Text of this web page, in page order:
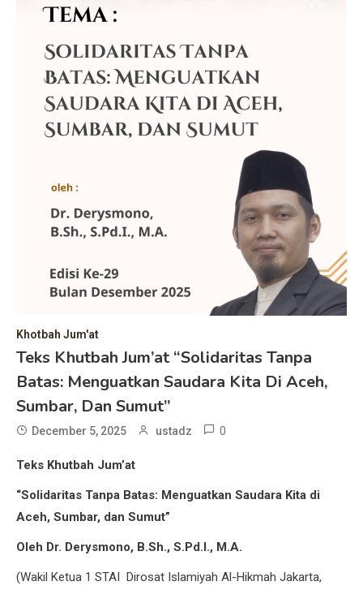
Khotbah Jum'at
Teks Khutbah Jum’at “Solidaritas Tanpa
Batas: Menguatkan Saudara Kita Di Aceh,
Sumbar, Dan Sumut”
December 5, 2025 ustadz 0
Teks Khutbah Jum’at
“Solidaritas Tanpa Batas: Menguatkan Saudara Kita di
Aceh, Sumbar, dan Sumut”
Oleh Dr. Derysmono, B.Sh., S.Pd.I., M.A.
(Wakil Ketua 1 STAI Dirosat Islamiyah Al-Hikmah Jakarta,